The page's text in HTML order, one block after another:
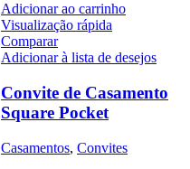
Adicionar ao carrinho
Visualização rápida
Comparar
Adicionar à lista de desejos
Convite de Casamento
Square Pocket
Casamentos, Convites